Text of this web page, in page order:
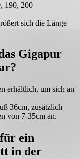
190, 200
sich die Länge
Gigapur
erhältlich, um sich an
36cm, zusätzlich
von 7-35cm an.
ein
in der